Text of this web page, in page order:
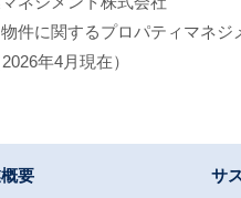
件に関するプロパティマネジ
年4月現在）
要
サ